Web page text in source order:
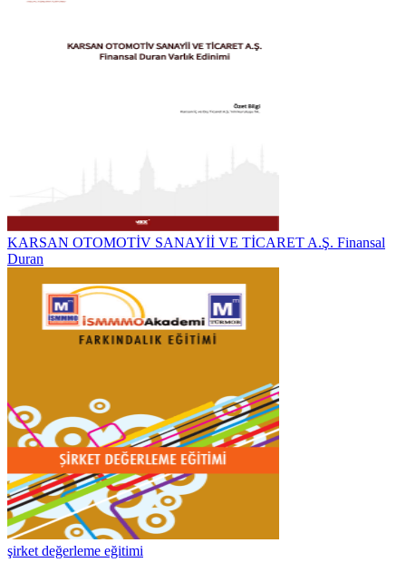
KARSAN OTOMOTİV SANAYİİ VE TİCARET A.Ş. Finansal
Duran
şirket değerleme eğitimi